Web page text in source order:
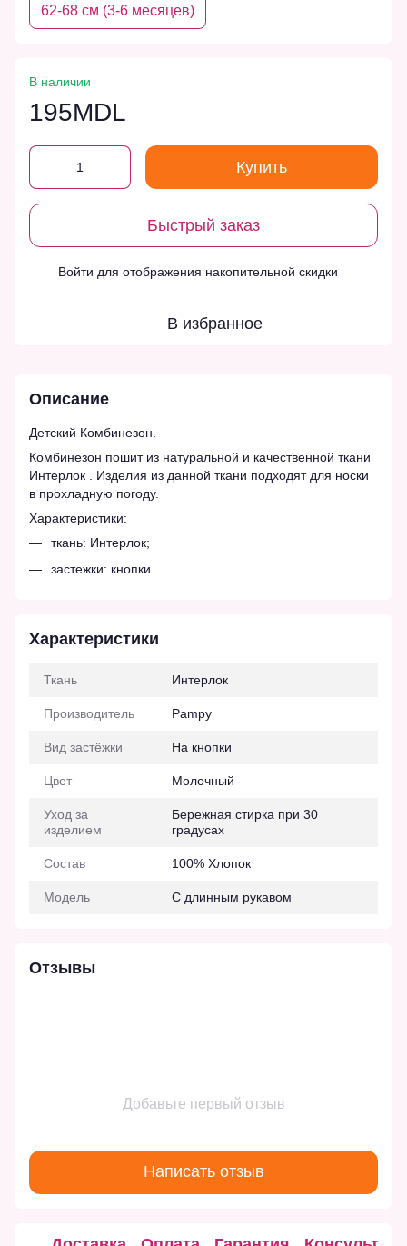
62-68 см (3-6 месяцев)
В наличии
195MDL
Купить
Быстрый заказ
Войти для отображения накопительной скидки
В избранное
Описание
Детский Комбинезон.
Комбинезон пошит из натуральной и качественной ткани
Интерлок . Изделия из данной ткани подходят для носки
в прохладную погоду.
Характеристики:
ткань: Интерлок;
застежки: кнопки
Характеристики
Ткань Интерлок
Производитель Pampy
Вид застёжки На кнопки
Цвет Молочный
Уход за
изделием
Бережная стирка при 30
градусах
Состав 100% Хлопок
Модель С длинным рукавом
Отзывы
Добавьте первый отзыв
Написать отзыв